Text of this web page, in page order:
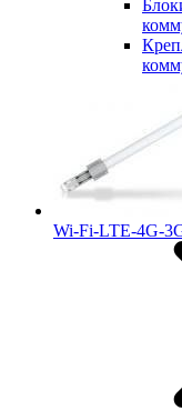
Wi-Fi-LTE-4G-